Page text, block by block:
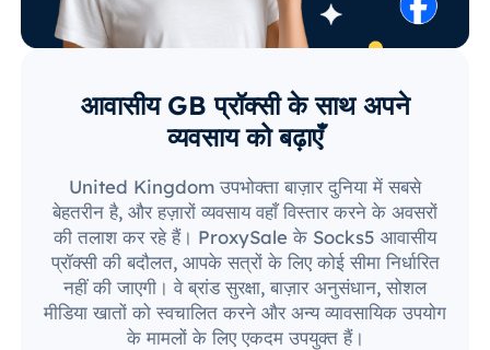
आवासीय GB प्रॉक्सी के साथ अपने
व्यवसाय को बढ़ाएँ
United Kingdom उपभोक्ता बाज़ार दुनिया में सबसे
बेहतरीन है, और हज़ारों व्यवसाय वहाँ विस्तार करने के अवसरों
की तलाश कर रहे हैं। ProxySale के Socks5 आवासीय
प्रॉक्सी की बदौलत, आपके सत्रों के लिए कोई सीमा निर्धारित
नहीं की जाएगी। वे ब्रांड सुरक्षा, बाज़ार अनुसंधान, सोशल
मीडिया खातों को स्वचालित करने और अन्य व्यावसायिक उपयोग
के मामलों के लिए एकदम उपयुक्त हैं।